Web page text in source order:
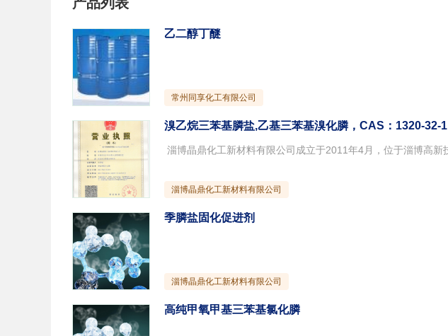
乙二醇丁醚
常州同享化工有限公司
溴乙烷三苯基膦盐,乙基三苯基溴化膦，CAS：1320-32-1
淄博晶鼎化工新材料有限公司
季膦盐固化促进剂
淄博晶鼎化工新材料有限公司
高纯甲氧甲基三苯基氯化膦